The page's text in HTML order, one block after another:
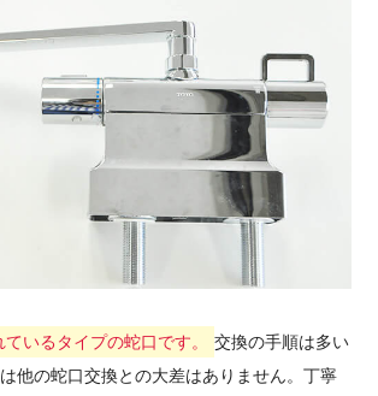
いるタイプの蛇口です。
交換の手順は多い
他の蛇口交換との大差はありません。丁寧